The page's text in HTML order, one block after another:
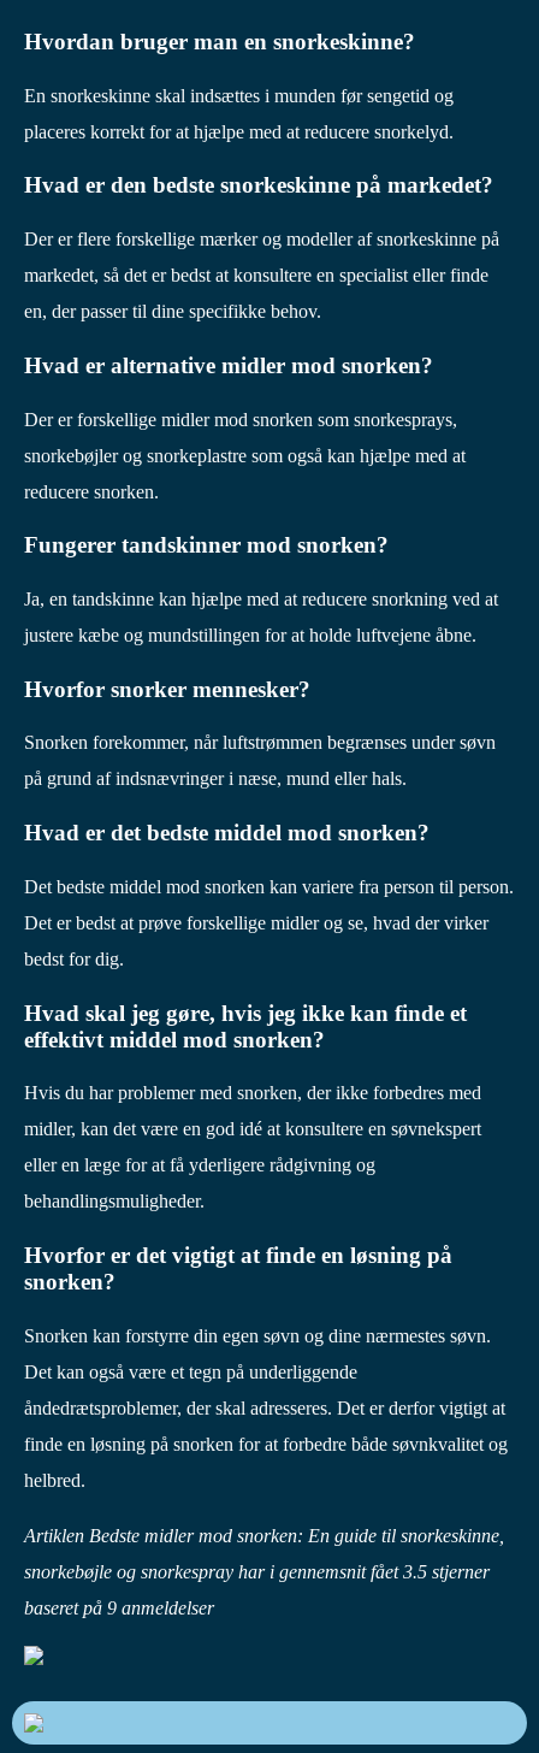
Hvordan bruger man en snorkeskinne?
En snorkeskinne skal indsættes i munden før sengetid og
placeres korrekt for at hjælpe med at reducere snorkelyd.
Hvad er den bedste snorkeskinne på markedet?
Der er flere forskellige mærker og modeller af snorkeskinne på
markedet, så det er bedst at konsultere en specialist eller finde
en, der passer til dine specifikke behov.
Hvad er alternative midler mod snorken?
Der er forskellige midler mod snorken som snorkesprays,
snorkebøjler og snorkeplastre som også kan hjælpe med at
reducere snorken.
Fungerer tandskinner mod snorken?
Ja, en tandskinne kan hjælpe med at reducere snorkning ved at
justere kæbe og mundstillingen for at holde luftvejene åbne.
Hvorfor snorker mennesker?
Snorken forekommer, når luftstrømmen begrænses under søvn
på grund af indsnævringer i næse, mund eller hals.
Hvad er det bedste middel mod snorken?
Det bedste middel mod snorken kan variere fra person til person.
Det er bedst at prøve forskellige midler og se, hvad der virker
bedst for dig.
Hvad skal jeg gøre, hvis jeg ikke kan finde et
effektivt middel mod snorken?
Hvis du har problemer med snorken, der ikke forbedres med
midler, kan det være en god idé at konsultere en søvnekspert
eller en læge for at få yderligere rådgivning og
behandlingsmuligheder.
Hvorfor er det vigtigt at finde en løsning på
snorken?
Snorken kan forstyrre din egen søvn og dine nærmestes søvn.
Det kan også være et tegn på underliggende
åndedrætsproblemer, der skal adresseres. Det er derfor vigtigt at
finde en løsning på snorken for at forbedre både søvnkvalitet og
helbred.
Artiklen Bedste midler mod snorken: En guide til snorkeskinne,
snorkebøjle og snorkespray har i gennemsnit fået3.5 stjerner
baseret på 9 anmeldelser